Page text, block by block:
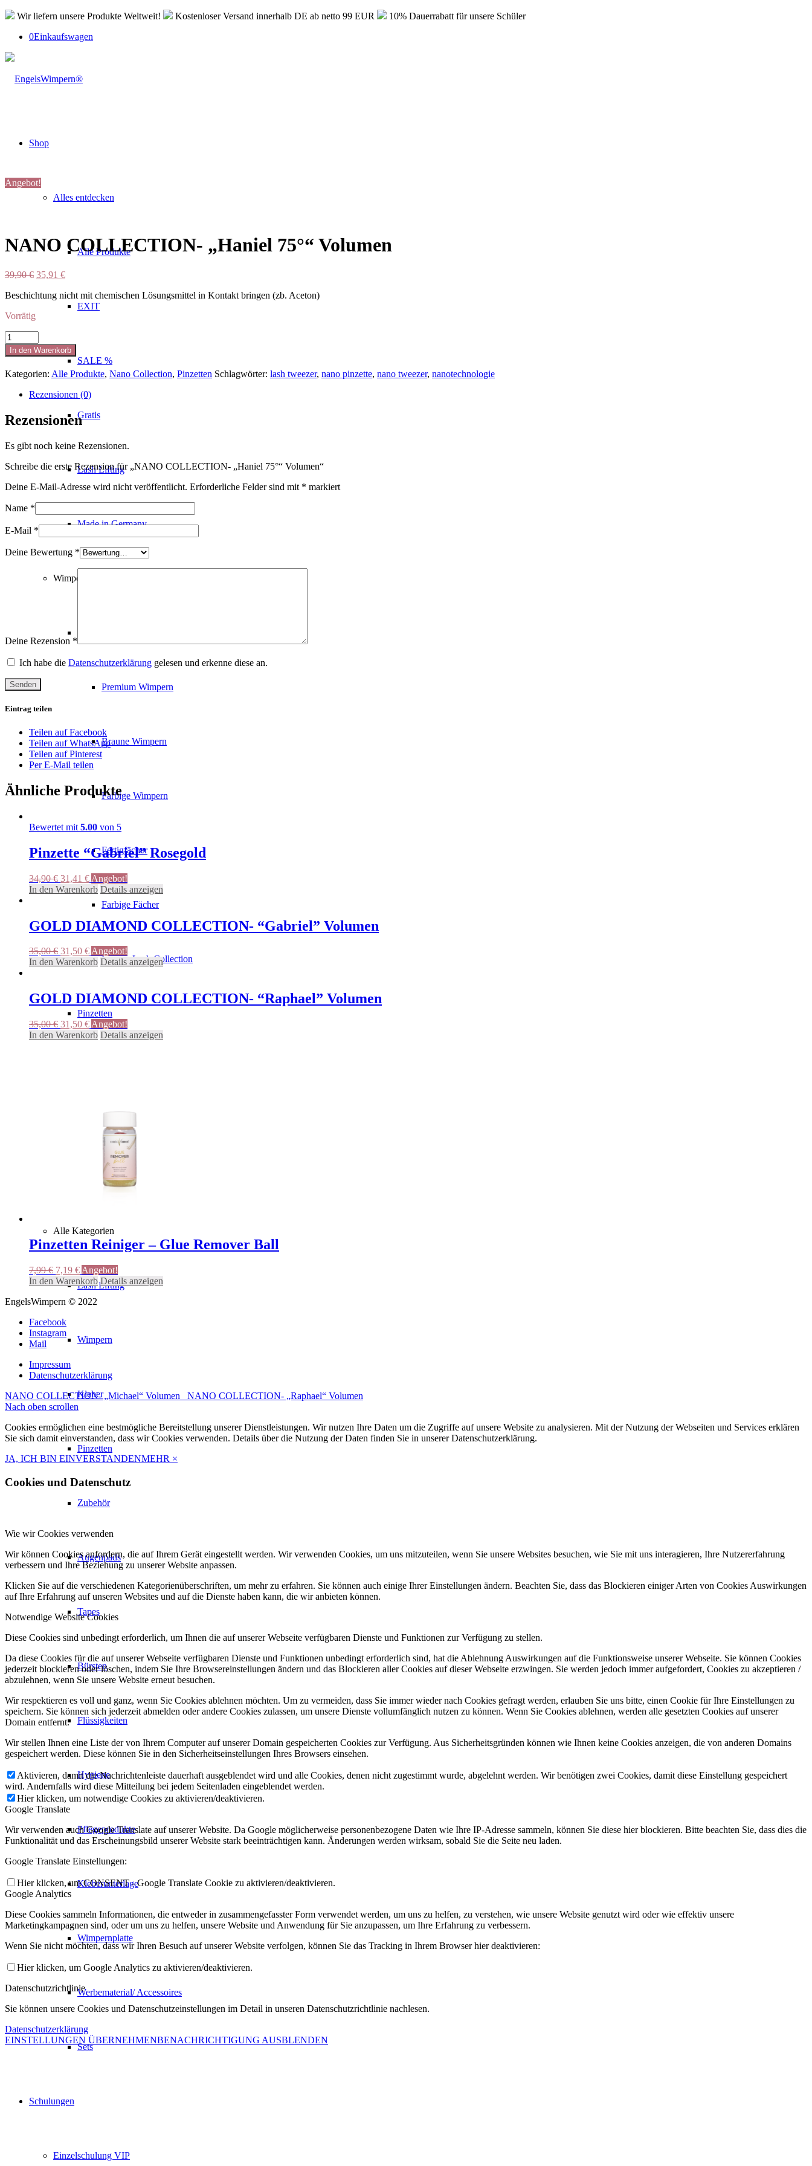
Wir liefern unsere Produkte Weltweit! Kostenloser Versand innerhalb DE ab netto 99 EUR
10% Dauerrabatt für unsere Schüler
0Einkaufswagen
Shop
Alles entdecken
Alle Produkte
EXIT
SALE %
Gratis
Lash Lifting
Made in Germany
Wimpern / Pinzetten
Premium Wimpern
Braune Wimpern
Farbige Wimpern
Fertigfächer
Farbige Fächer
Luxury Lash Collection
Pinzetten
Nano Collection
Alle Kategorien
Lash Lifting
Wimpern
Kleber
Pinzetten
Zubehör
Augenpads
Tapes
Bürsten
Flüssigkeiten
Hygiene
Pflegeprodukte
Kleberunterlage
Wimpernplatte
Werbematerial/ Accessoires
Sets
Schulungen
Einzelschulung VIP
Angebot!
NANO COLLECTION- „Haniel 75°“ Volumen
39,90€ Ursprünglicher
war:
35,91 €Aktueller
ist:
35,91 €.
Beschichtung nicht mit chemischen Lösungsmittel in Kontakt bringen (zb. Aceton)
Vorrätig
NANO
COLLECTION-
„Haniel
75°“
Volumen
Menge
In den Warenkorb
Kategorien: Alle Produkte, Nano Collection, Pinzetten Schlagwörter: lash tweezer, nano pinzette, nano tweezer, nanotechnologie
Rezensionen (0)
Rezensionen
Es gibt noch keine Rezensionen.
Schreibe die erste Rezension für „NANO COLLECTION- „Haniel 75°“ Volumen“
Deine E-Mail-Adresse wird nicht veröffentlicht. Erforderliche Felder sind mit * markiert
Name *
E-Mail *
Deine Bewertung *
Deine Rezension *
Ich habe die Datenschutzerklärung gelesen und erkenne diese an.
Eintrag teilen
Teilen auf Facebook
Teilen auf WhatsApp
Teilen auf Pinterest
Per E-Mail teilen
Ähnliche Produkte
Bewertet mit 5.00 von 5
Pinzette “Gabriel” Rosegold
34,90€ Ursprünglicher
Preis
31,41 €Aktueller
Preis
31,41 €.
Angebot!
In den Warenkorb Details anzeigen
GOLD DIAMOND COLLECTION- “Gabriel” Volumen
35,00€ Ursprünglicher
Preis
31,50 €Aktueller
Preis
Angebot!
In den Warenkorb Details anzeigen
GOLD DIAMOND COLLECTION- “Raphael” Volumen
35,00€ Ursprünglicher
Preis
31,50 €Aktueller
Preis
Angebot!
In den Warenkorb Details anzeigen
Pinzetten Reiniger – Glue Remover Ball
7,99€ Ursprünglicher
Preis
7,99 €
7,19 €Aktueller
Preis
ist:
7,19 €.
Angebot!
In den Warenkorb Details anzeigen
EngelsWimpern © 2022
Facebook
Instagram
Mail
Impressum
Datenschutzerklärung
NANO COLLECTION- „Michael“ Volumen
NANO COLLECTION- „Raphael“ Volumen
Nach oben scrollen
Cookies ermöglichen eine bestmögliche Bereitstellung unserer Dienstleistungen. Wir nutzen Ihre Daten um die Zugriffe auf unsere Website zu analysieren. Mit der Nutzung der Webseiten und Services erklären
Sie sich damit einverstanden, dass wir Cookies verwenden. Details über die Nutzung der Daten finden Sie in unserer Datenschutzerklärung.
JA, ICH BIN EINVERSTANDENMEHR ×
Cookies und Datenschutz
Wie wir Cookies verwenden
Wir können Cookies anfordern, die auf Ihrem Gerät eingestellt werden. Wir verwenden Cookies, um uns mitzuteilen, wenn Sie unsere Websites besuchen, wie Sie mit uns interagieren, Ihre Nutzererfahrung
verbessern und Ihre Beziehung zu unserer Website anpassen.
Klicken Sie auf die verschiedenen Kategorienüberschriften, um mehr zu erfahren. Sie können auch einige Ihrer Einstellungen ändern. Beachten Sie, dass das Blockieren einiger Arten von Cookies Auswirkungen
auf Ihre Erfahrung auf unseren Websites und auf die Dienste haben kann, die wir anbieten können.
Notwendige Website Cookies
Diese Cookies sind unbedingt erforderlich, um Ihnen die auf unserer Webseite verfügbaren Dienste und Funktionen zur Verfügung zu stellen.
Da diese Cookies für die auf unserer Webseite verfügbaren Dienste und Funktionen unbedingt erforderlich sind, hat die Ablehnung Auswirkungen auf die Funktionsweise unserer Webseite. Sie können Cookies
jederzeit blockieren oder löschen, indem Sie Ihre Browsereinstellungen ändern und das Blockieren aller Cookies auf dieser Webseite erzwingen. Sie werden jedoch immer aufgefordert, Cookies zu akzeptieren /
abzulehnen, wenn Sie unsere Website erneut besuchen.
Wir respektieren es voll und ganz, wenn Sie Cookies ablehnen möchten. Um zu vermeiden, dass Sie immer wieder nach Cookies gefragt werden, erlauben Sie uns bitte, einen Cookie für Ihre Einstellungen zu
speichern. Sie können sich jederzeit abmelden oder andere Cookies zulassen, um unsere Dienste vollumfänglich nutzen zu können. Wenn Sie Cookies ablehnen, werden alle gesetzten Cookies auf unserer
Domain entfernt.
Wir stellen Ihnen eine Liste der von Ihrem Computer auf unserer Domain gespeicherten Cookies zur Verfügung. Aus Sicherheitsgründen können wie Ihnen keine Cookies anzeigen, die von anderen Domains
gespeichert werden. Diese können Sie in den Sicherheitseinstellungen Ihres Browsers einsehen.
Aktivieren, damit die Nachrichtenleiste dauerhaft ausgeblendet wird und alle Cookies, denen nicht zugestimmt wurde, abgelehnt werden. Wir benötigen zwei Cookies, damit diese Einstellung gespeichert
wird. Andernfalls wird diese Mitteilung bei jedem Seitenladen eingeblendet werden.
Hier klicken, um notwendige Cookies zu aktivieren/deaktivieren.
Google Translate
Wir verwenden auch Google Translate auf unserer Website. Da Google möglicherweise personenbezogene Daten wie Ihre IP-Adresse sammeln, können Sie diese hier blockieren. Bitte beachten Sie, dass dies die
Funktionalität und das Erscheinungsbild unserer Website stark beeinträchtigen kann. Änderungen werden wirksam, sobald Sie die Seite neu laden.
Google Translate Einstellungen:
Hier klicken, um CONSENT - Google Translate Cookie zu aktivieren/deaktivieren.
Google Analytics
Diese Cookies sammeln Informationen, die entweder in zusammengefasster Form verwendet werden, um uns zu helfen, zu verstehen, wie unsere Website genutzt wird oder wie effektiv unsere
Marketingkampagnen sind, oder um uns zu helfen, unsere Website und Anwendung für Sie anzupassen, um Ihre Erfahrung zu verbessern.
Wenn Sie nicht möchten, dass wir Ihren Besuch auf unserer Website verfolgen, können Sie das Tracking in Ihrem Browser hier deaktivieren:
Hier klicken, um Google Analytics zu aktivieren/deaktivieren.
Datenschutzrichtlinie
Sie können unsere Cookies und Datenschutzeinstellungen im Detail in unseren Datenschutzrichtlinie nachlesen.
Datenschutzerklärung
EINSTELLUNGEN ÜBERNEHMENBENACHRICHTIGUNG AUSBLENDEN